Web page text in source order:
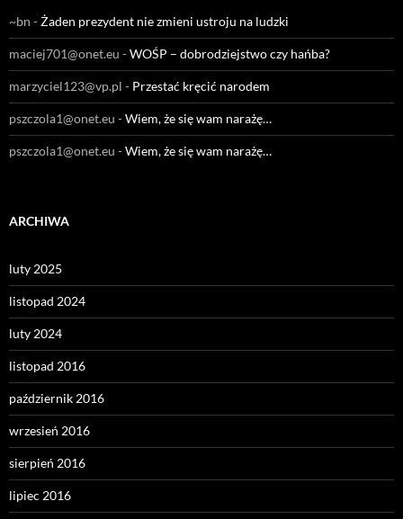
~bn -Żaden prezydent nie zmieni ustroju na ludzki
maciej701@onet.eu -WOŚP – dobrodziejstwo czy hańba?
marzyciel123@vp.pl - Przestać kręcić narodem
pszczola1@onet.eu -Wiem, że się wam narażę…
pszczola1@onet.eu -Wiem, że się wam narażę…
ARCHIWA
luty 2025
listopad 2024
luty 2024
listopad 2016
październik 2016
wrzesień 2016
sierpień 2016
lipiec 2016